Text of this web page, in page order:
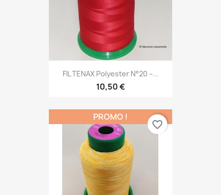
FIL TENAX Polyester N°20 –...
10,50 €
PROMO !
favorite_border